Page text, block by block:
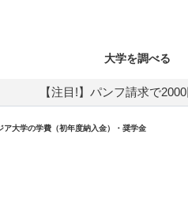
大学を調べる
【注目!】パンフ請求で
ア大学の学費（初年度納入金）・奨学金